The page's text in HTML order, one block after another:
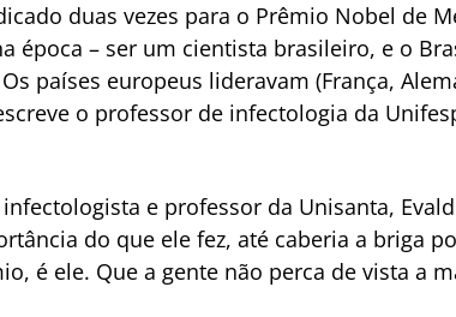
duas vezes para o Prêmio Nobel de
época – ser um cientista brasileiro, e o
países europeus lideravam (França,
o professor de infectologia da
e professor da Unisanta,
do que ele fez, até caberia a briga
é ele. Que a gente não perca de vista a